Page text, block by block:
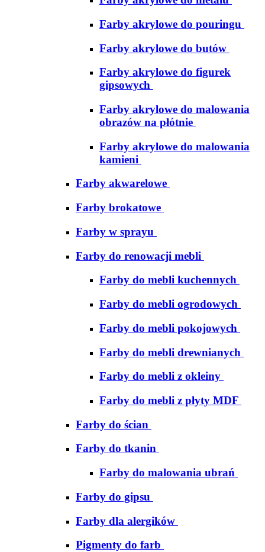
Farby akrylowe do pouringu
Farby akrylowe do butów
Farby akrylowe do figurek
gipsowych
Farby akrylowe do malowania
obrazów na płótnie
Farby akrylowe do malowania
kamieni
Farby akwarelowe
Farby brokatowe
Farby w sprayu
Farby do renowacji mebli
Farby do mebli kuchennych
Farby do mebli ogrodowych
Farby do mebli pokojowych
Farby do mebli drewnianych
Farby do mebli z okleiny
Farby do mebli z płyty MDF
Farby do ścian
Farby do tkanin
Farby do malowania ubrań
Farby do gipsu
Farby dla alergików
Pigmenty do farb